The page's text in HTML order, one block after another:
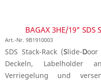
BAGAX 3HE/19" SDS
Art.-Nr. 9B1910003
SDS Stack-Rack (Slide-Door
Deckeln, Labelholder
Verriegelung und